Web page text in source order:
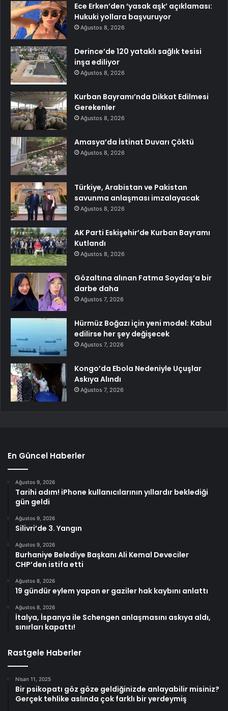
Ece Erken’den ‘yasak aşk’ açıklaması:
Hukuki yollara başvuruyor
Ağustos 8, 2026
Derince’de 120 yataklı sağlık tesisi
inşa ediliyor
Ağustos 8, 2026
Kurban Bayramı’nda Dikkat Edilmesi
Gerekenler
Ağustos 8, 2026
Amasya’da İstinat Duvarı Çöktü
Ağustos 8, 2026
Türkiye, Arabistan ve Pakistan
savunma anlaşması imzalayacak
Ağustos 8, 2026
AK Parti Eskişehir’de Kurban Bayramı
Kutlandı
Ağustos 8, 2026
Gözaltına alınan Fatma Soydaş’a bir
darbe daha
Ağustos 7, 2026
Hürmüz Boğazı için yeni model: Kabul
edilirse her şey değişecek
Ağustos 7, 2026
Kongo’da Ebola Nedeniyle Uçuşlar
Askıya Alındı
Ağustos 7, 2026
En Güncel Haberler
Ağustos 9, 2026
Tarihi adım! iPhone kullanıcılarının yıllardır beklediği
gün geldi
Ağustos 9, 2026
Silivri’de 3. Yangın
Ağustos 9, 2026
Burhaniye Belediye Başkanı Ali Kemal Deveciler
CHP’den istifa etti
Ağustos 8, 2026
19 gündür eylem yapan er gaziler hak kaybını anlattı
Ağustos 8, 2026
İtalya, İspanya ile Schengen anlaşmasını askıya aldı,
sınırları kapattı!
Rastgele Haberler
Nisan 11, 2025
Bir psikopatı göz göze geldiğinizde anlayabilir misiniz?
Gerçek tehlike aslında çok farklı bir yerdeymiş